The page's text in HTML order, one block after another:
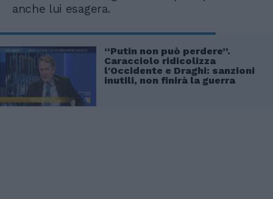
anche lui esagera.
“Putin non può perdere”.
Caracciolo ridicolizza
l'Occidente e Draghi: sanzioni
inutili, non finirà la guerra